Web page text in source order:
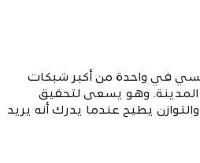
في واحدة من أكبر شبكات
المدينة. وهو يسعى لتحقيق
والتوازن يطيح عندما يدرك أنه يريد